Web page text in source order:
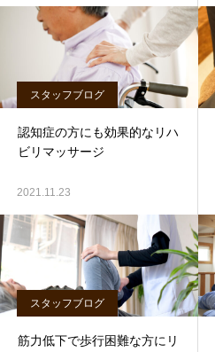
スタッフブログ
認知症の方にも効果的なリハ
ビリマッサージ
2021.11.23
スタッフブログ
筋力低下で歩行困難な方にリ